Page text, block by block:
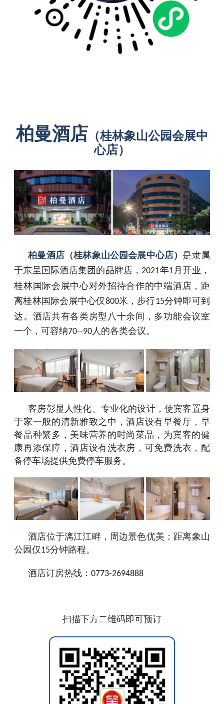
柏曼酒店 （桂林象山公园会展中
心店）
柏曼酒店（桂林象山公园会展中心店） 是隶属
于东呈国际酒店集团的品牌店， 2021年1 月开业，
桂林国际会展中心对外招待合作的中端酒店，距
离桂林国际会展中心仅800米，步行15分钟即可到
达。 酒店共有各类房型八十余间，多功能会议室
一个，可容纳70--90 人的各类会议。
客房彰显人性化、专业化的设计，使宾客置身
于家一般的清新雅致之中，酒店设有早餐厅，早
餐品种繁多，美味营养的时尚菜品，为宾客的健
康再添保障，酒店设有洗衣房，可免费洗衣，配
备停车场提供免费停车服务。
酒店位于漓江江畔，周边景色优美； 距离象山
公园仅15分钟路程。
酒店订房热线：0773-2694888
扫描下方二维码即可预订